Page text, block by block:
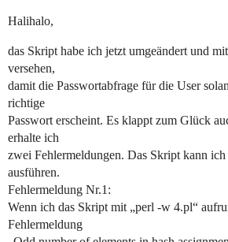
Halihalo,
das Skript habe ich jetzt umgeändert und
versehen,
damit die Passwortabfrage für die User
richtige
Passwort erscheint. Es klappt zum Glück
erhalte ich
zwei Fehlermeldungen. Das Skript kann ich
ausführen.
Fehlermeldung Nr.1:
Wenn ich das Skript mit „perl -w 4.pl“
Fehlermeldung